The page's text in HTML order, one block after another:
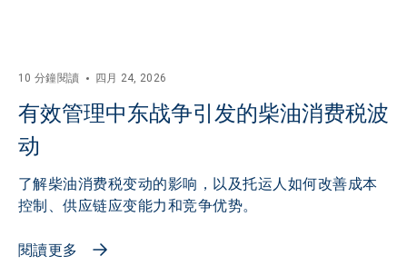
10 分鐘閱讀 四月 24, 2026
有效管理中东战争引发的柴油消费税波
动
了解柴油消费税变动的影响，以及托运人如何改善成本
控制、供应链应变能力和竞争优势。
閱讀更多